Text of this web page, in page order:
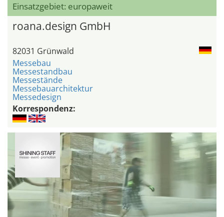
Einsatzgebiet: europaweit
roana.design GmbH
82031 Grünwald
Messebau
Messestandbau
Messestände
Messebauarchitektur
Messedesign
Korrespondenz: